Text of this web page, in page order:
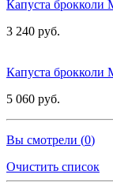
Капуста брокколи
3 240 руб.
Капуста брокколи
5 060 руб.
Вы смотрели (0)
Очистить список